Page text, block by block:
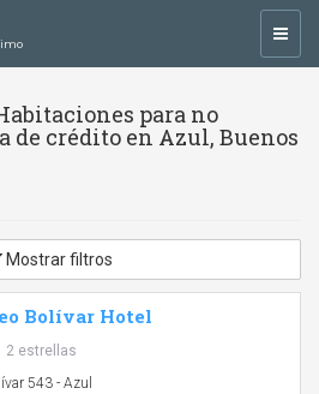
para no
de crédito en Azul, Buenos
Mostrar filtros
Bolívar Hotel
2 estrellas
543 - Azul